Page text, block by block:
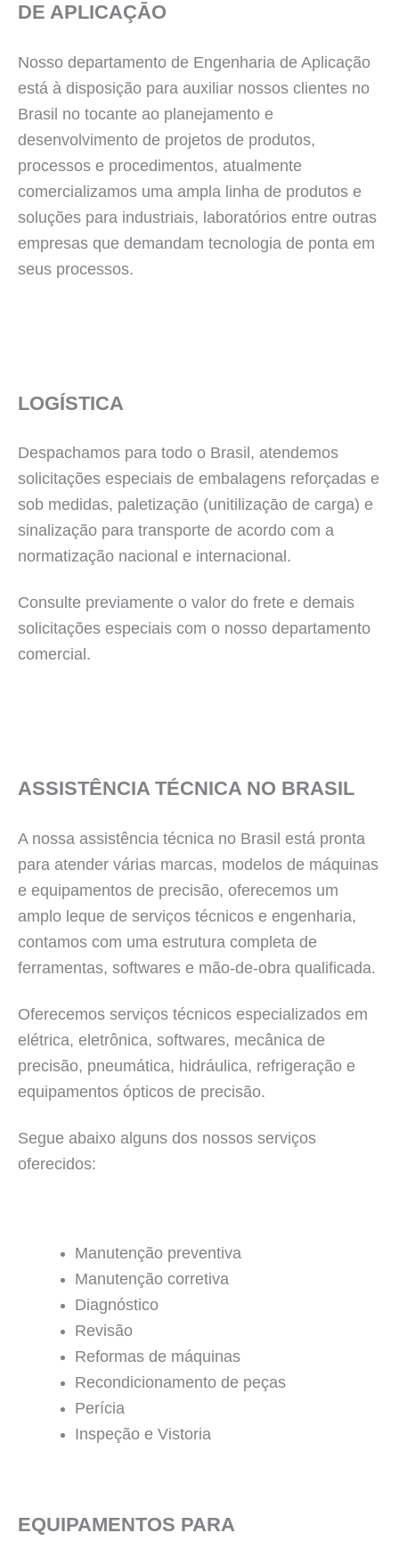
DE APLICAÇĀO
Nosso departamento de Engenharia de Aplicação
está à disposição para auxiliar nossos clientes no
Brasil no tocante ao planejamento e
desenvolvimento de projetos de produtos,
processos e procedimentos, atualmente
comercializamos uma ampla linha de produtos e
soluções para industriais, laboratórios entre outras
empresas que demandam tecnologia de ponta em
seus processos.
LOGÍSTICA
Despachamos para todo o Brasil, atendemos
solicitações especiais de embalagens reforçadas e
sob medidas, paletizaçāo (unitilizaçāo de carga) e
sinalização para transporte de acordo com a
normatização nacional e internacional.
Consulte previamente o valor do frete e demais
solicitações especiais com o nosso departamento
comercial.
ASSISTÊNCIA TÉCNICA NO BRASIL
A nossa assistência técnica no Brasil está pronta
para atender várias marcas, modelos de máquinas
e equipamentos de precisão, oferecemos um
amplo leque de serviços técnicos e engenharia,
contamos com uma estrutura completa de
ferramentas, softwares e mão-de-obra qualificada.
Oferecemos serviços técnicos especializados em
elétrica, eletrônica, softwares, mecânica de
precisão, pneumática, hidráulica, refrigeração e
equipamentos ópticos de precisão.
Segue abaixo alguns dos nossos serviços
oferecidos:
Manutenção preventiva
Manutenção corretiva
Diagnóstico
Revisão
Reformas de máquinas
Recondicionamento de peças
Perícia
Inspeção e Vistoria
EQUIPAMENTOS PARA